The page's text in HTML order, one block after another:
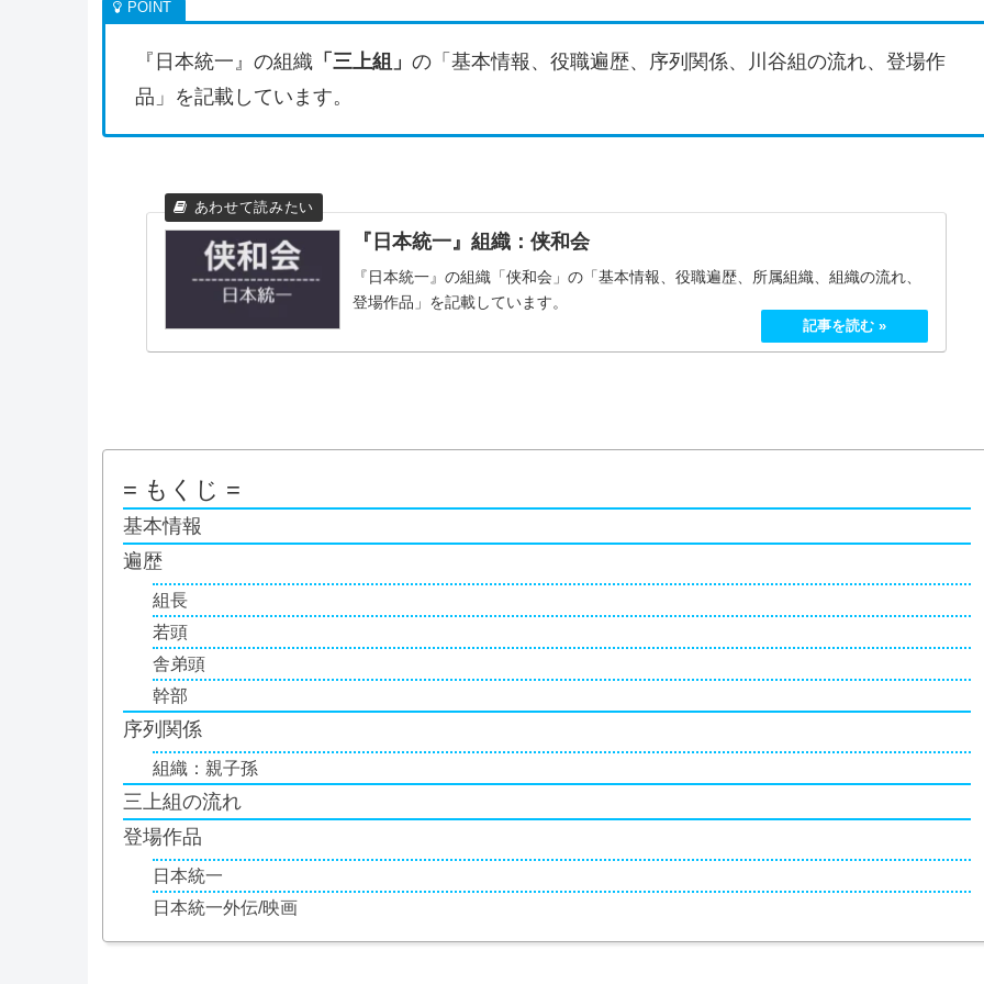
『日本統一』の組織「三上組」 の「基本情報、役職遍歴、序列関係、川谷組の流れ、登場作
品」を記載しています。
『日本統一』組織：侠和会
『日本統一』の組織「侠和会」の「基本情報、役職遍歴、所属組織、組織の流れ、
登場作品」を記載しています。
= もくじ =
基本情報
遍歴
組長
若頭
舎弟頭
幹部
序列関係
組織：親子孫
三上組の流れ
登場作品
日本統一
日本統一外伝/映画